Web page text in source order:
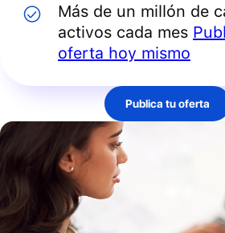
Más de un millón de
activos cada mes
oferta hoy mismo
Publica tu oferta